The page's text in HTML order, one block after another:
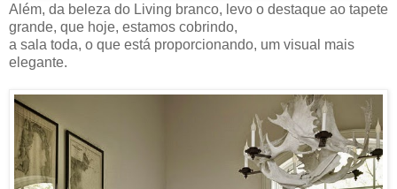
Além, da beleza do Living branco, levo o destaque ao tapete
grande, que hoje, estamos cobrindo,
a sala toda, o que está proporcionando, um visual mais
elegante.